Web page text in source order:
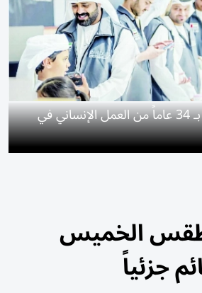
«زايد الخير» تحتفي بـ 34 عاماً من العمل الإنساني في
طقس الخميس
جزئياً